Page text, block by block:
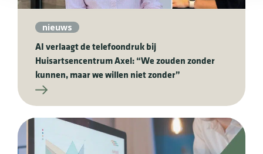
nieuws
AI verlaagt de telefoondruk bij
Huisartsencentrum Axel: “We zouden zonder
kunnen, maar we willen niet zonder”